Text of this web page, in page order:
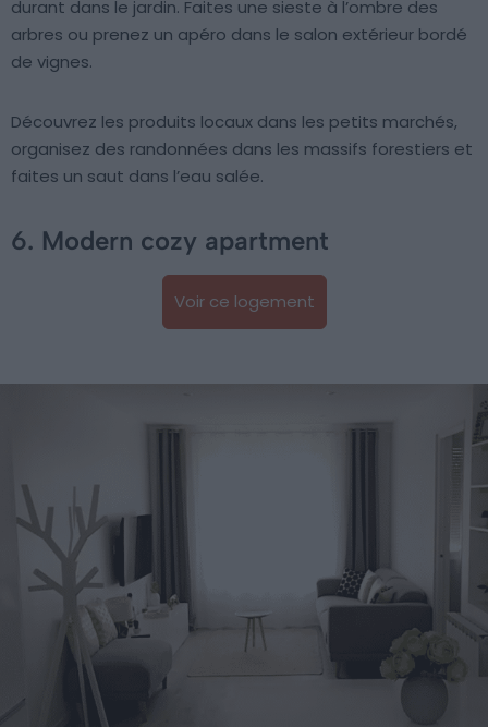
durant dans le jardin. Faites une sieste à l’ombre des
arbres ou prenez un apéro dans le salon extérieur bordé
de vignes.
Découvrez les produits locaux dans les petits marchés,
organisez des randonnées dans les massifs forestiers et
faites un saut dans l’eau salée.
6. Modern cozy apartment
Voir ce logement